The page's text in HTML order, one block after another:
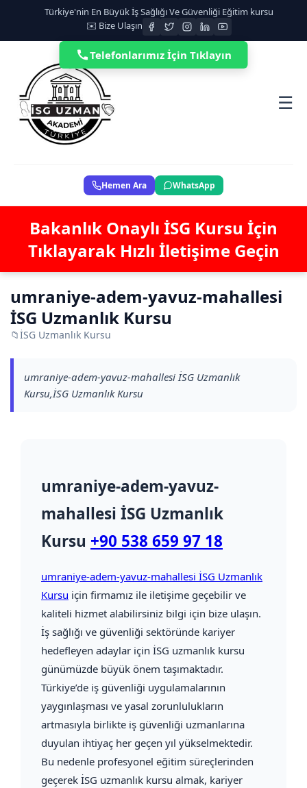
Türkiye'nin En Büyük İş Sağlığı Ve Güvenliği Eğitim kursu
✉️ Bize Ulaşın
☰
Hemen Ara WhatsApp
Bakanlık Onaylı İSG Kursu İçin
Tıklayarak Hızlı İletişime Geçin
umraniye-adem-yavuz-mahallesi
İSG Uzmanlık Kursu
📁İSG Uzmanlık Kursu
umraniye-adem-yavuz-mahallesi İSG Uzmanlık
Kursu,İSG Uzmanlık Kursu
umraniye-adem-yavuz-
mahallesi İSG Uzmanlık
Kursu +90 538 659 97 18
umraniye-adem-yavuz-mahallesi İSG Uzmanlık
Kursu için firmamız ile iletişime geçebilir ve
kaliteli hizmet alabilirsiniz bilgi için bize ulaşın.
İş sağlığı ve güvenliği sektöründe kariyer
hedefleyen adaylar için İSG uzmanlık kursu
günümüzde büyük önem taşımaktadır.
Türkiye’de iş güvenliği uygulamalarının
yaygınlaşması ve yasal zorunlulukların
artmasıyla birlikte iş güvenliği uzmanlarına
duyulan ihtiyaç her geçen yıl yükselmektedir.
Bu nedenle profesyonel eğitim süreçlerinden
geçerek İSG uzmanlık kursu almak, kariyer
Telefonlarımız İçin Tıklayın